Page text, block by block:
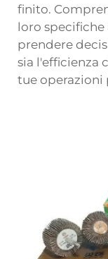
finito.
loro
prendere
sia l'efficienza
tue operazioni